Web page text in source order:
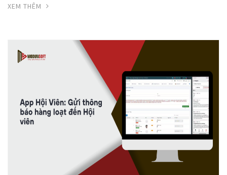
XEM THÊM